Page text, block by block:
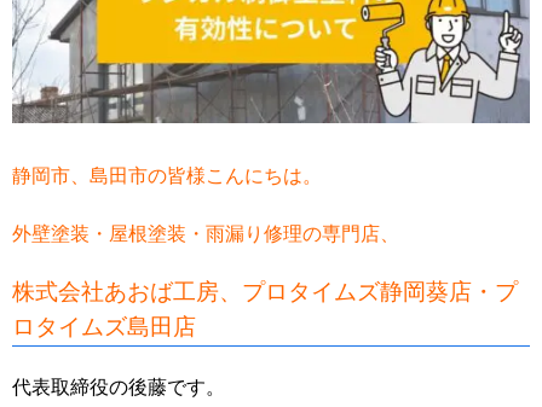
静岡市、島田市の皆様こんにちは。
外壁塗装・屋根塗装・雨漏り修理の専門店、
株式会社あおば工房、 プロタイムズ静岡葵店・プ
ロタイムズ島田店
代表取締役の後藤です。